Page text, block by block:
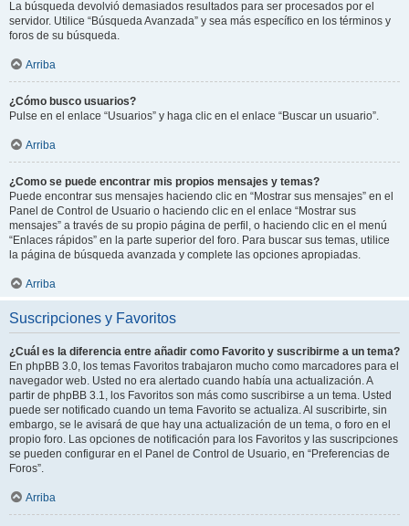
La búsqueda devolvió demasiados resultados para ser procesados por el
servidor. Utilice “Búsqueda Avanzada” y sea más específico en los términos y
foros de su búsqueda.
Arriba
¿Cómo busco usuarios?
Pulse en el enlace “Usuarios” y haga clic en el enlace “Buscar un usuario”.
Arriba
¿Como se puede encontrar mis propios mensajes y temas?
Puede encontrar sus mensajes haciendo clic en “Mostrar sus mensajes” en el
Panel de Control de Usuario o haciendo clic en el enlace “Mostrar sus
mensajes” a través de su propio página de perfil, o haciendo clic en el menú
“Enlaces rápidos” en la parte superior del foro. Para buscar sus temas, utilice
la página de búsqueda avanzada y complete las opciones apropiadas.
Arriba
Suscripciones y Favoritos
¿Cuál es la diferencia entre añadir como Favorito y suscribirme a un tema?
En phpBB 3.0, los temas Favoritos trabajaron mucho como marcadores para el
navegador web. Usted no era alertado cuando había una actualización. A
partir de phpBB 3.1, los Favoritos son más como suscribirse a un tema. Usted
puede ser notificado cuando un tema Favorito se actualiza. Al suscribirte, sin
embargo, se le avisará de que hay una actualización de un tema, o foro en el
propio foro. Las opciones de notificación para los Favoritos y las suscripciones
se pueden configurar en el Panel de Control de Usuario, en “Preferencias de
Foros”.
Arriba